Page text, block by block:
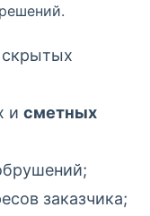
скрытых
и сметных
заказчика;